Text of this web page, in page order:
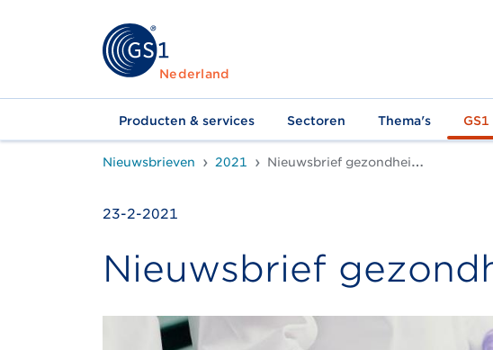
Nederland
Producten & services Sectoren Thema's
Nieuwsbrieven 2021 Nieuwsbrief gezondheidszorg 23 februari 2021
23-2-2021
Nieuwsbrief